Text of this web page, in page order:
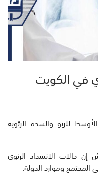
في الكويت
للربو والسدة الرئوية
إن حالات الانسداد الرئوي
المجتمع وموارد الدولة.